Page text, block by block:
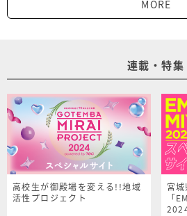
MORE
連載・特集
高校生が御殿場を変える!!地域
活性プロジェクト
宮
「